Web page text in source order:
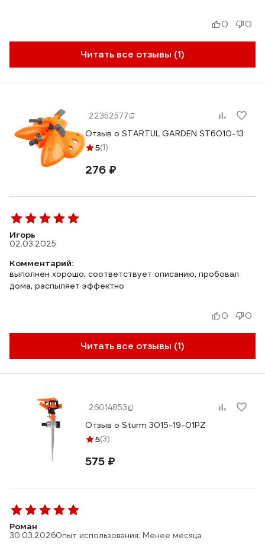
Читать все отзывы (1)
0 0
22352577
Отзыв о STARTUL GARDEN ST6010-13
5(1)
276 ₽
Игорь
02.03.2025
Комментарий:
выполнен хорошо, соответствует описанию, пробовал
дома, распыляет эффектно
Читать все отзывы (1)
0 0
26014853
Отзыв о Sturm 3015-19-01PZ
5(3)
575 ₽
Роман
30.03.2026Опыт использования: Менее месяца